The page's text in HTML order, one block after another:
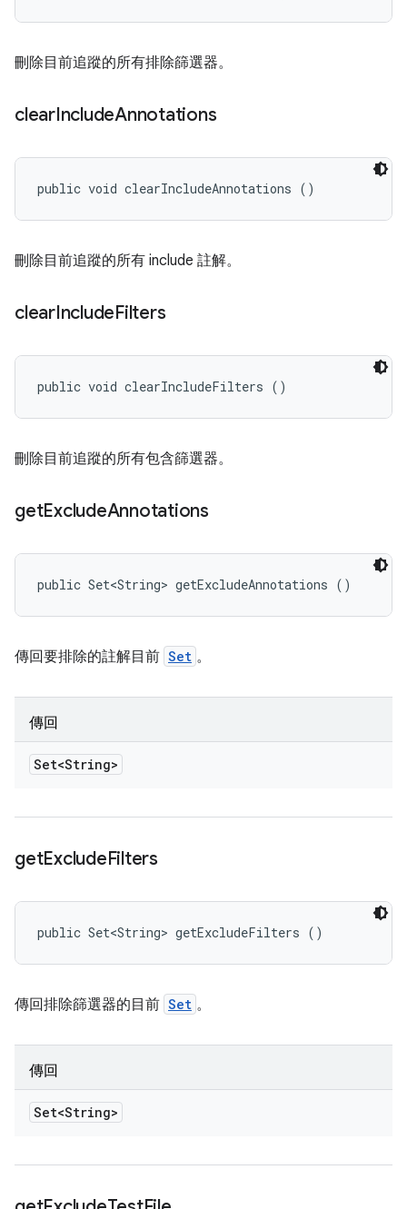
刪除目前追蹤的所有排除篩選器。
clearIncludeAnnotations
public void clearIncludeAnnotations ()
刪除目前追蹤的所有 include 註解。
clearIncludeFilters
public void clearIncludeFilters ()
刪除目前追蹤的所有包含篩選器。
getExcludeAnnotations
public Set<String> getExcludeAnnotations ()
傳回要排除的註解目前 Set 。
傳回
Set<String>
getExcludeFilters
public Set<String> getExcludeFilters ()
傳回排除篩選器的目前 Set 。
傳回
Set<String>